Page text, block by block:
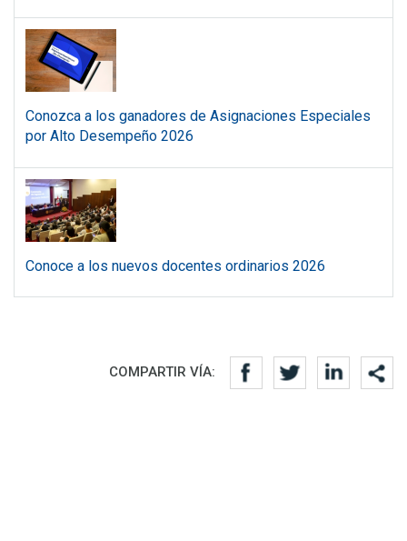
Conozca a los ganadores de Asignaciones Especiales
por Alto Desempeño 2026
Conoce a los nuevos docentes ordinarios 2026
Redes sociales
COMPARTIR VÍA: